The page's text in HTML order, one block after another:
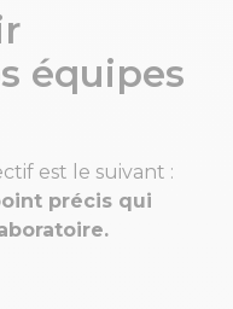
équipes
est le suivant :
précis qui